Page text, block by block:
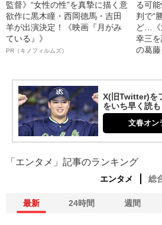
監督》“女性の性”を真摯に描く意
欲作に黒木瞳・西岡德馬・吉田
羊が出演決定！《映画『月がみ
ている』》
PR（キノフィルムズ）
る可
判で“
ど…《
幸三
の葛藤
X(旧Twitter)を
をいち早く読も
文春オン
「エンタメ」記事のランキング
エンタメ 総
最新 24時間 週間